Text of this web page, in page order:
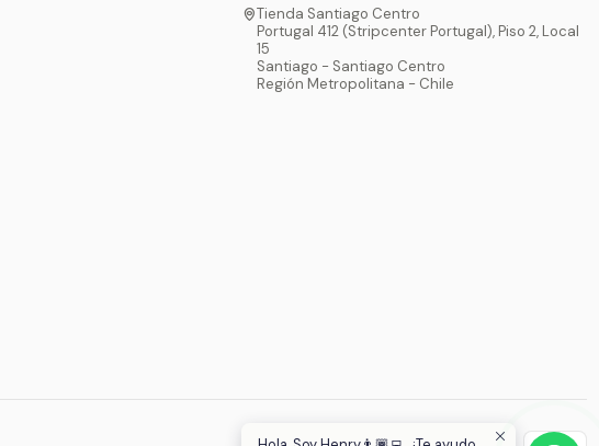
Tienda Santiago Centro
Portugal 412 (Stripcenter Portugal), Piso 2, Local
15
Santiago - Santiago Centro
Región Metropolitana - Chile